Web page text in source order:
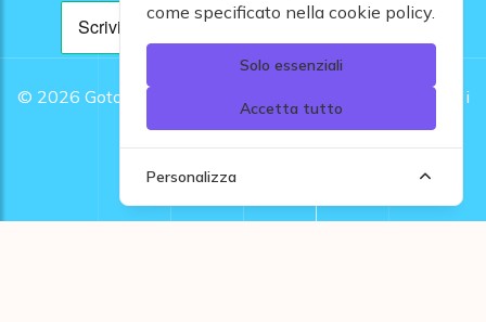
© 2026 Gotomare srl - Partita IVA 12948810960 .
Tutti i
diritti riservati.
come specificato nella cookie policy.
Solo essenziali
Accetta tutto
Personalizza